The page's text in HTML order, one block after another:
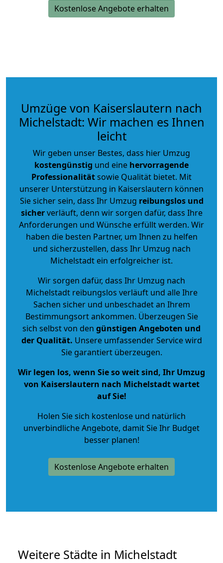
Kostenlose Angebote erhalten
Umzüge von Kaiserslautern nach
Michelstadt: Wir machen es Ihnen
leicht
Wir geben unser Bestes, dass hier Umzug
kostengünstig und eine hervorragende
Professionalitätsowie Qualität bietet. Mit
unserer Unterstützung in Kaiserslautern können
Sie sicher sein, dass Ihr Umzug reibungslos und
sicherverläuft, denn wir sorgen dafür, dass Ihre
Anforderungen und Wünsche erfüllt werden. Wir
haben die besten Partner, um Ihnen zu helfen
und sicherzustellen, dass Ihr Umzug nach
Michelstadt ein erfolgreicher ist.
Wir sorgen dafür, dass Ihr Umzug nach
Michelstadt reibungslos verläuft und alle Ihre
Sachen sicher und unbeschadet an Ihrem
Bestimmungsort ankommen. Überzeugen Sie
sich selbst von den günstigen Angeboten und
der Qualität. Unsere umfassender Service wird
Sie garantiert überzeugen.
Wir legen los, wenn Sie so weit sind, Ihr Umzug
von Kaiserslautern nach Michelstadt wartet
auf Sie!
Holen Sie sich kostenlose und natürlich
unverbindliche Angebote, damit Sie Ihr Budget
besser planen!
Kostenlose Angebote erhalten
Weitere Städte in Michelstadt